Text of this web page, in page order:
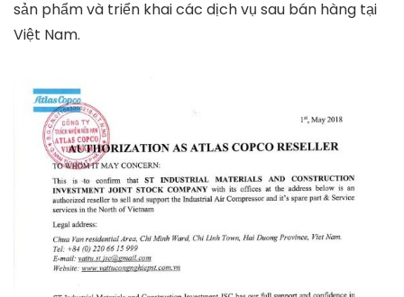
sản phẩm và triển khai các dịch vụ sau bán hàng tại
Việt Nam.